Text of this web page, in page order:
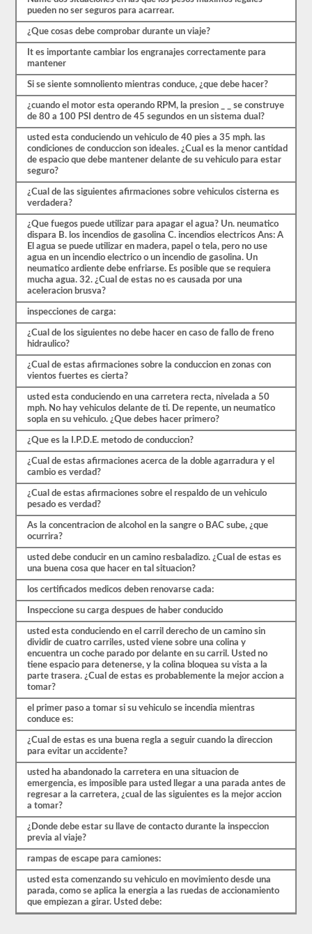
preguntas
con
las
que
encontrarás
que
sea
muy
fácil.
Tenemos
preguntas
que
pertenecen
examen
Conocimiento
general
distribuidas
ocho
exámenes
de
práctica
disponibles
de
forma
gratuita.
Asegúrate
realizar
todas
pruebas
tener
buen
conocimiento
del
material
antes
de
salir
para
tomar
examen
real.
pueden no ser seguros para acarrear.
¿Que cosas debe comprobar durante un viaje?
It es importante cambiar los engranajes correctamente para
mantener
Si se siente somnoliento mientras conduce, ¿que debe hacer?
¿cuando el motor esta operando RPM, la presion _ _ se construye
de 80 a 100 PSI dentro de 45 segundos en un sistema dual?
usted esta conduciendo un vehiculo de 40 pies a 35 mph. las
condiciones de conduccion son ideales. ¿Cual es la menor cantidad
de espacio que debe mantener delante de su vehiculo para estar
seguro?
¿Cual de las siguientes afirmaciones sobre vehiculos cisterna es
verdadera?
¿Que fuegos puede utilizar para apagar el agua? Un. neumatico
dispara B. los incendios de gasolina C. incendios electricos Ans: A
El agua se puede utilizar en madera, papel o tela, pero no use
agua en un incendio electrico o un incendio de gasolina. Un
neumatico ardiente debe enfriarse. Es posible que se requiera
mucha agua. 32. ¿Cual de estas no es causada por una
aceleracion brusva?
inspecciones de carga:
¿Cual de los siguientes no debe hacer en caso de fallo de freno
hidraulico?
¿Cual de estas afirmaciones sobre la conduccion en zonas con
vientos fuertes es cierta?
usted esta conduciendo en una carretera recta, nivelada a 50
mph. No hay vehiculos delante de ti. De repente, un neumatico
sopla en su vehiculo. ¿Que debes hacer primero?
¿Que es la I.P.D.E. metodo de conduccion?
¿Cual de estas afirmaciones acerca de la doble agarradura y el
cambio es verdad?
¿Cual de estas afirmaciones sobre el respaldo de un vehiculo
pesado es verdad?
As la concentracion de alcohol en la sangre o BAC sube, ¿que
ocurrira?
usted debe conducir en un camino resbaladizo. ¿Cual de estas es
una buena cosa que hacer en tal situacion?
los certificados medicos deben renovarse cada:
Inspeccione su carga despues de haber conducido
usted esta conduciendo en el carril derecho de un camino sin
dividir de cuatro carriles, usted viene sobre una colina y
encuentra un coche parado por delante en su carril. Usted no
tiene espacio para detenerse, y la colina bloquea su vista a la
parte trasera. ¿Cual de estas es probablemente la mejor accion a
tomar?
el primer paso a tomar si su vehiculo se incendia mientras
conduce es:
¿Cual de estas es una buena regla a seguir cuando la direccion
para evitar un accidente?
usted ha abandonado la carretera en una situacion de
emergencia, es imposible para usted llegar a una parada antes de
regresar a la carretera, ¿cual de las siguientes es la mejor accion
a tomar?
¿Donde debe estar su llave de contacto durante la inspeccion
previa al viaje?
rampas de escape para camiones:
usted esta comenzando su vehiculo en movimiento desde una
parada, como se aplica la energia a las ruedas de accionamiento
que empiezan a girar. Usted debe: